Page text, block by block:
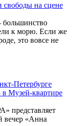
свободы на сцене
большинство
к морю. Если же
это вовсе не
Петербурге
в Музей-квартире
представляет
вечер «Анна